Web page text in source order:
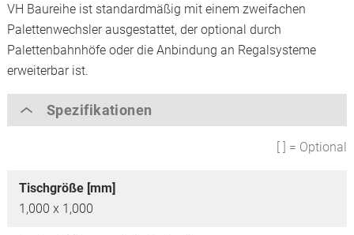
VH Baureihe ist standardmäßig mit einem zweifachen
Palettenwechsler ausgestattet, der optional durch
Palettenbahnhöfe oder die Anbindung an Regalsysteme
erweiterbar ist.
Spezifikationen
[ ] = Optional
Tischgröße [mm]
1,000 x 1,000